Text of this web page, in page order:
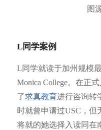
图
L同学案例
L同学就读于加州规模
Monica College。在正
了求真教育进行咨询转
时就曾申请过USC，但
将就的她选择入读同在